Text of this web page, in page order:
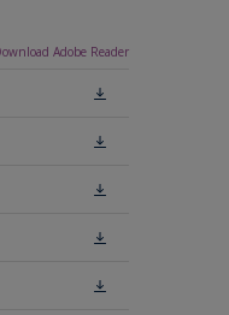
Adobe Reader